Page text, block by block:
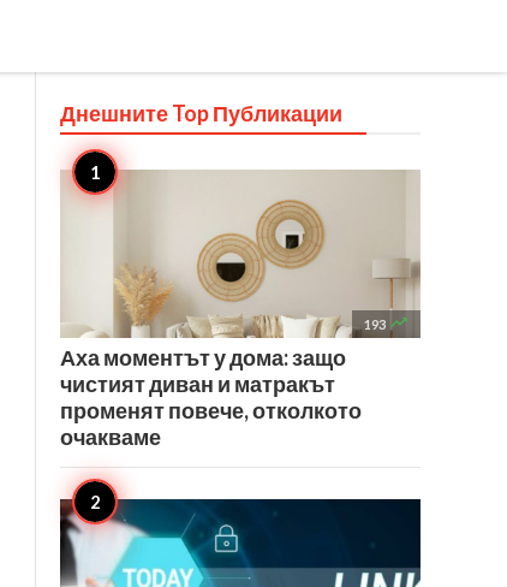
Днешните TopПубликации
193 
Аха моментът у дома: защо
чистият диван и матракът
променят повече, отколкото
очакваме